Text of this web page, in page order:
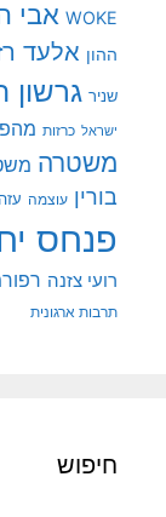
WOKE אבי
ההון אלעד
שניר גרשון
ישראל כרזות
משטרה
בורין עוצמה עזה
פנחס
רועי צזנה
תרבות ארגונית
חיפוש